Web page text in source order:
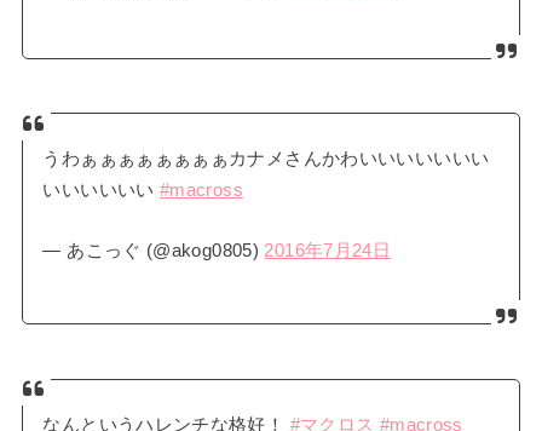
うわぁぁぁぁぁぁぁぁカナメさんかわいいいいいいい
いいいいいい #macross
— あこっぐ (@akog0805) 2016年7月24日
なんというハレンチな格好！ #マクロス #macross